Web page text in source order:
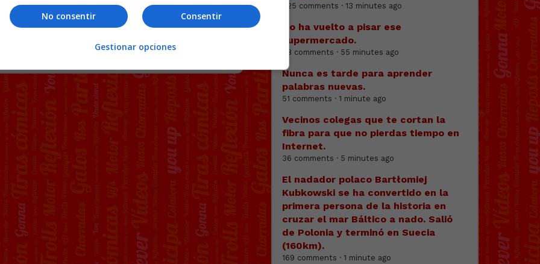
115 COMENTARIOS
225 comments · 13 minutes ago
No ha vuelto a pisar ese
supermercado.
68 comments · 55 minutes ago
Nunca es tarde para aprender
palabras nuevas.
51 comments · 1 minute ago
Vecinos colegas que te cortan la
fibra para que no pierdas tiempo en
Internet.
36 comments · 5 minutes ago
El nadador polaco Bartłomiej
Kubkowski se ha convertido en la
primera persona de la historia en
cruzar el mar Báltico a nado. Salió
de Polonia y terminó en Suecia
(160km).
169 comments · 1 minute ago
Consentir
No consentir
Gestionar opciones